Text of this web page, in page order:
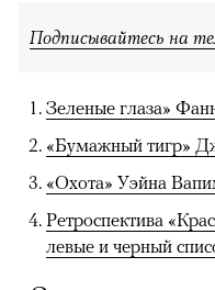
Подписывайтесь на
Зеленые глаза»
«Бумажный тигр»
«Охота» Уэйна
Ретроспектива
левые и черный